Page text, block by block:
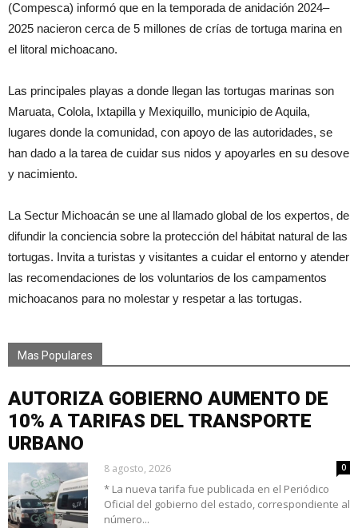
(Compesca) informó que en la temporada de anidación 2024–
2025 nacieron cerca de 5 millones de crías de tortuga marina en
el litoral michoacano.
Las principales playas a donde llegan las tortugas marinas son
Maruata, Colola, Ixtapilla y Mexiquillo, municipio de Aquila,
lugares donde la comunidad, con apoyo de las autoridades, se
han dado a la tarea de cuidar sus nidos y apoyarles en su desove
y nacimiento.
La Sectur Michoacán se une al llamado global de los expertos, de
difundir la conciencia sobre la protección del hábitat natural de las
tortugas. Invita a turistas y visitantes a cuidar el entorno y atender
las recomendaciones de los voluntarios de los campamentos
michoacanos para no molestar y respetar a las tortugas.
Mas Populares
AUTORIZA GOBIERNO AUMENTO DE
10% A TARIFAS DEL TRANSPORTE
URBANO
8 agosto, 2026 0
* La nueva tarifa fue publicada en el Periódico
Oficial del gobierno del estado, correspondiente al
número...